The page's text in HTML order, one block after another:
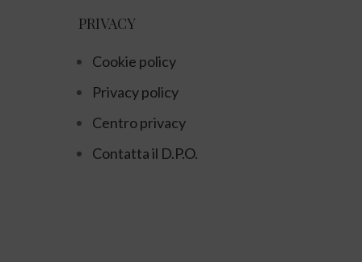
PRIVACY
Cookie policy
Privacy policy
Centro privacy
Contatta il D.P.O.